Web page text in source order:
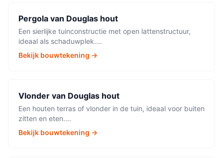
Pergola van Douglas hout
Een sierlijke tuinconstructie met open lattenstructuur,
ideaal als schaduwplek....
Bekijk bouwtekening →
Vlonder van Douglas hout
Een houten terras of vlonder in de tuin, ideaal voor buiten
zitten en eten....
Bekijk bouwtekening →